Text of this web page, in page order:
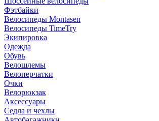
Фэтбайки
Велосипеды Montasen
Велосипеды TimeTry
Экипировка
Одежда
Обувь
Велошлемы
Велоперчатки
Очки
Велорюкзак
Аксессуары
Седла и чехлы